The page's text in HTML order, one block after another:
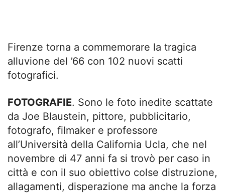
Firenze torna a commemorare la tragica
alluvione del ’66 con 102 nuovi scatti
fotografici.
FOTOGRAFIE. Sono le foto inedite scattate
da Joe Blaustein, pittore, pubblicitario,
fotografo, filmaker e professore
all’Università della California Ucla, che nel
novembre di 47 anni fa si trovò per caso in
città e con il suo obiettivo colse distruzione,
allagamenti, disperazione ma anche la forza